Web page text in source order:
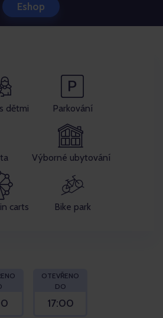
Eshop
dětmi Parkování
Výborné ubytování
carts Bike park
OTEVŘENO
DO
17:00